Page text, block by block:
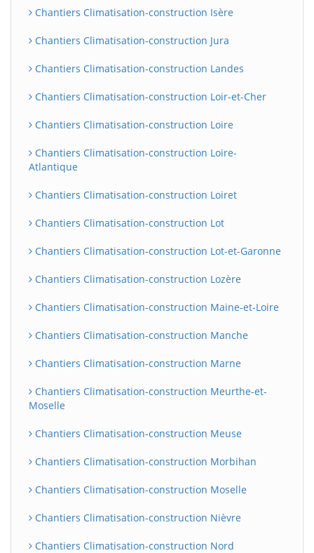
Chantiers Climatisation-construction Isère
Chantiers Climatisation-construction Jura
Chantiers Climatisation-construction Landes
Chantiers Climatisation-construction Loir-et-Cher
Chantiers Climatisation-construction Loire
Chantiers Climatisation-construction Loire-
Atlantique
Chantiers Climatisation-construction Loiret
Chantiers Climatisation-construction Lot
Chantiers Climatisation-construction Lot-et-Garonne
Chantiers Climatisation-construction Lozère
Chantiers Climatisation-construction Maine-et-Loire
Chantiers Climatisation-construction Manche
Chantiers Climatisation-construction Marne
Chantiers Climatisation-construction Meurthe-et-
Moselle
Chantiers Climatisation-construction Meuse
Chantiers Climatisation-construction Morbihan
Chantiers Climatisation-construction Moselle
Chantiers Climatisation-construction Nièvre
Chantiers Climatisation-construction Nord